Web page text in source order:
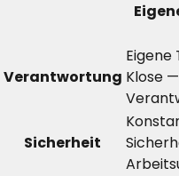
Verantwortung
Eigene
Klose
Sicherheit